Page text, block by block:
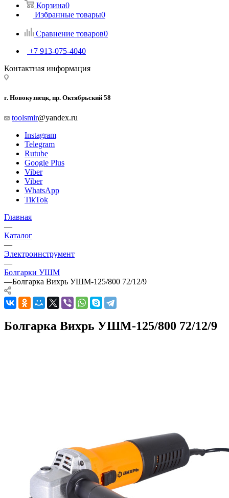
Корзина0
Избранные товары0
Сравнение товаров0
+7 913-075-4040
Контактная информация
г. Новокузнецк, пр. Октябрьский 58
toolsmir@yandex.ru
Instagram
Telegram
Rutube
Google Plus
Viber
Viber
WhatsApp
TikTok
Главная
—
Каталог
—
Электроинструмент
—
Болгарки УШМ
—Болгарка Вихрь УШМ-125/800 72/12/9
Болгарка Вихрь УШМ-125/800 72/12/9